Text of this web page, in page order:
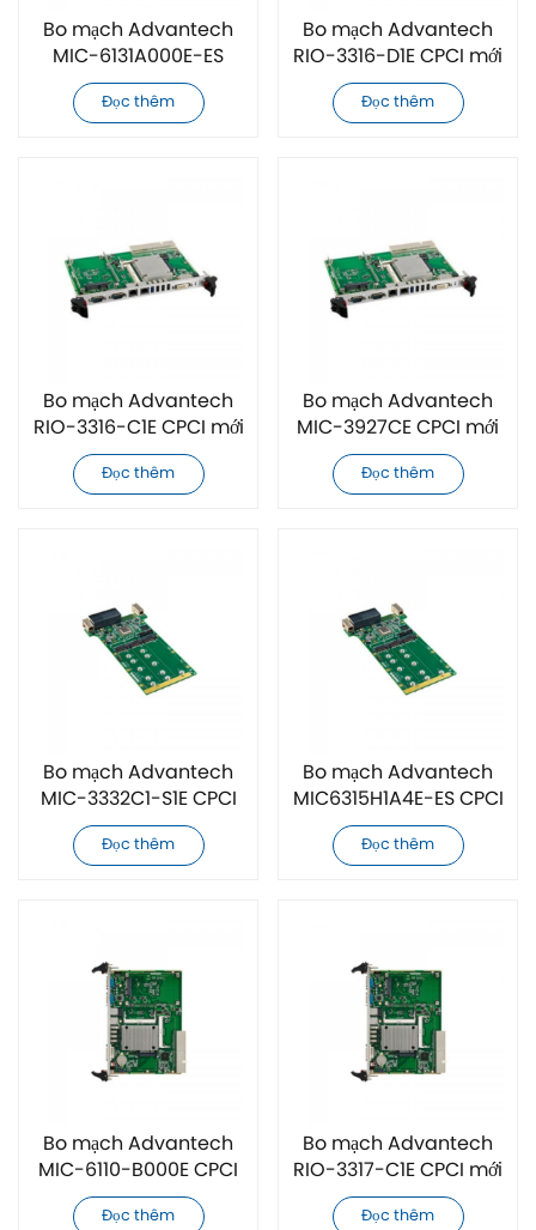
Bo mạch Advantech
MIC-6131A000E-ES
CPCI mới chính hãng
Đọc thêm
Bo mạch Advantech
RIO-3316-D1E CPCI mới
chính hãng
Đọc thêm
Bo mạch Advantech
RIO-3316-C1E CPCI mới
chính hãng
Đọc thêm
Bo mạch Advantech
MIC-3927CE CPCI mới
chính hãng
Đọc thêm
Bo mạch Advantech
MIC-3332C1-S1E CPCI
mới chính hãng
Đọc thêm
Bo mạch Advantech
MIC6315H1A4E-ES CPCI
mới chính hãng
Đọc thêm
Bo mạch Advantech
MIC-6110-B000E CPCI
mới chính hãng
Đọc thêm
Bo mạch Advantech
RIO-3317-C1E CPCI mới
chính hãng
Đọc thêm